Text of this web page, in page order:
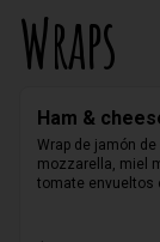
Wraps
Ham &
Wrap de jamón
mozzarella, miel
tomate envueltos